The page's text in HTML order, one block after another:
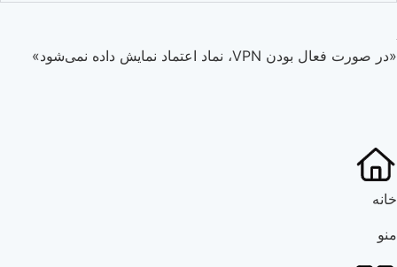
«در صورت فعال بودن VPN، نماد اعتماد نمایش داده نمی‌شود»
خانه
منو